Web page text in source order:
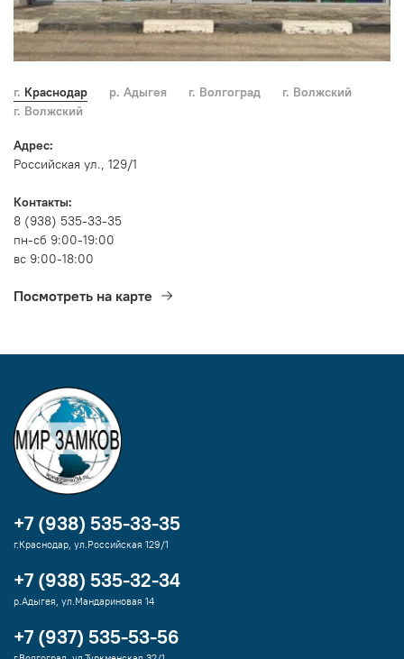
г. Краснодар р. Адыгея г. Волгоград
г. Волжский
г. Волжский
Адрес:
Российская ул., 129/1
Контакты:
8 (938) 535-33-35
пн-сб 9:00-19:00
вс 9:00-18:00
Посмотреть на карте
+7 (938) 535-33-35
г.Краснодар, ул.Российская 129/1
+7 (938) 535-32-34
р.Адыгея, ул.Мандариновая 14
+7 (937) 535-53-56